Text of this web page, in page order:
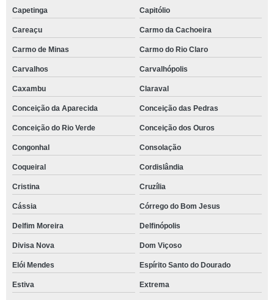
Capetinga Capitólio
Careaçu Carmo da Cachoeira
Carmo de Minas Carmo do Rio Claro
Carvalhos Carvalhópolis
Caxambu Claraval
Conceição da Aparecida Conceição das Pedras
Conceição do Rio Verde Conceição dos Ouros
Congonhal Consolação
Coqueiral Cordislândia
Cristina Cruzília
Cássia Córrego do Bom Jesus
Delfim Moreira Delfinópolis
Divisa Nova Dom Viçoso
Elói Mendes Espírito Santo do Dourado
Estiva Extrema